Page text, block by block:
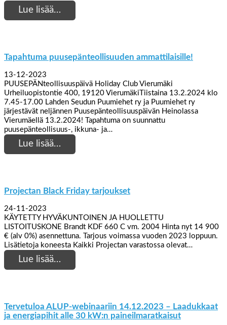
Lue lisää…
Tapahtuma puusepänteollisuuden ammattilaisille!
13-12-2023
PUUSEPÄNteollisuuspäivä Holiday Club Vierumäki
Urheiluopistontie 400, 19120 VierumäkiTiistaina 13.2.2024 klo
7.45-17.00 Lahden Seudun Puumiehet ry ja Puumiehet ry
järjestävät neljännen Puusepänteollisuuspäivän Heinolassa
Vierumäellä 13.2.2024! Tapahtuma on suunnattu
puusepänteollisuus-, ikkuna- ja…
Lue lisää…
Projectan Black Friday tarjoukset
24-11-2023
KÄYTETTY HYVÄKUNTOINEN JA HUOLLETTU
LISTOITUSKONE Brandt KDF 660 C vm. 2004 Hinta nyt 14 900
€ (alv 0%) asennettuna. Tarjous voimassa vuoden 2023 loppuun.
Lisätietoja koneesta Kaikki Projectan varastossa olevat…
Lue lisää…
Tervetuloa ALUP-webinaariin 14.12.2023 – Laadukkaat
ja energiapihit alle 30 kW:n paineilmaratkaisut